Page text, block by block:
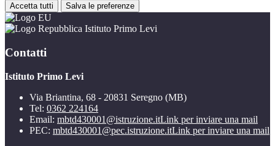
Accetta tutti Salva le preferenze
Istituto Primo Levi
Contatti
Istituto Primo Levi
Via Briantina, 68 - 20831 Seregno (MB)
Tel: 0362 224164
Email: mbtd430001@istruzione.itLink per inviare una mail
PEC: mbtd430001@pec.istruzione.itLink per inviare una mail